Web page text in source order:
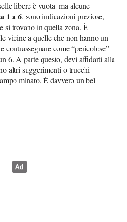
libere è vuota, ma alcune
1 a 6: sono indicazioni preziose,
si trovano in quella zona. È
vicine a quelle che non hanno un
contrassegnare come “pericolose”
6. A parte questo, devi affidarti alla
altri suggerimenti o trucchi
minato. È davvero un bel